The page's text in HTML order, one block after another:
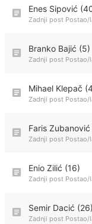
Enes Sipović
Zadnji post Postao/
Branko Bajić (5)
Zadnji post Postao/
Mihael Klepač
Zadnji post Postao/
Faris
Zadnji post Postao/
Enio Zilić (16)
Zadnji post Postao/
Semir Dacić (26)
Zadnji post Postao/